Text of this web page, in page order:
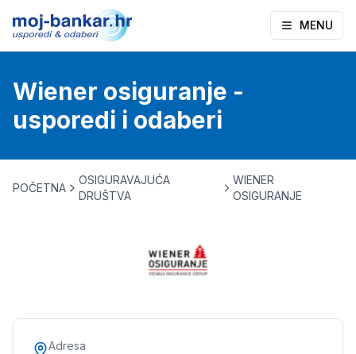
MENU
Wiener osiguranje -
usporedi i odaberi
POČETNA
OSIGURAVAJUĆA
DRUŠTVA
WIENER
OSIGURANJE
Adresa